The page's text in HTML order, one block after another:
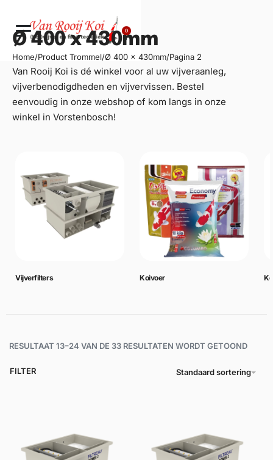
0
Ø 400 x 430mm
Home/Product Trommel/Ø 400 x 430mm/Pagina 2
Van Rooij Koi is dé winkel voor al uw vijveraanleg,
vijverbenodigdheden en vijvervissen. Bestel
eenvoudig in onze webshop of kom langs in onze
winkel in Vorstenbosch!
Vijverfilters Koivoer
RESULTAAT 13–24 VAN DE 33 RESULTATEN WORDT GETOOND
Standaard sortering
FILTER